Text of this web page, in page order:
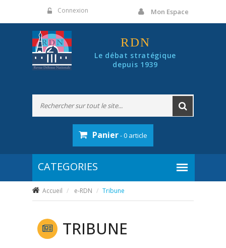
Connexion Mon Espace
RDN
Le débat stratégique
depuis 1939
Panier- 0 article
Accueil e-RDN Tribune
TRIBUNE